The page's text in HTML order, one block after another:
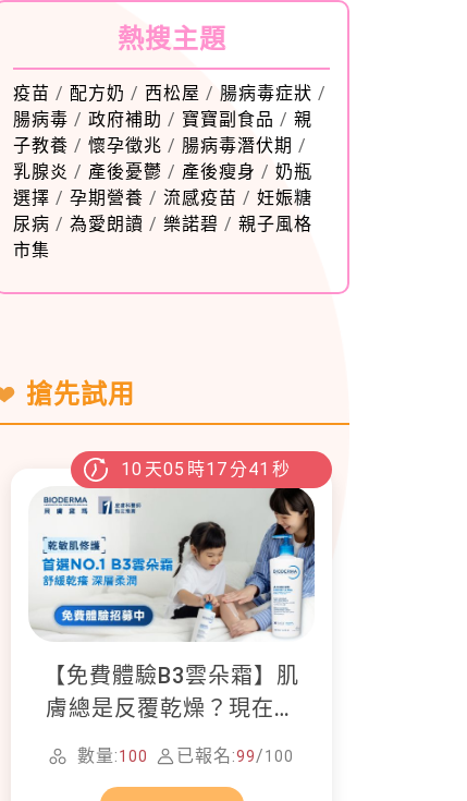
熱搜主題
疫苗 / 配方奶 / 西松屋 / 腸病毒症狀 /
腸病毒 / 政府補助 / 寶寶副食品 / 親
子教養 / 懷孕徵兆 / 腸病毒潛伏期 /
乳腺炎 / 產後憂鬱 / 產後瘦身 / 奶瓶
選擇 / 孕期營養 / 流感疫苗 / 妊娠糖
尿病 / 為愛朗讀 / 樂諾碧 / 親子風格
市集
搶先試用
10 天05 時17分40 秒
【免費體驗B3雲朵霜】肌
膚總是反覆乾燥？現在就
加入貝膚黛瑪修護體驗計
畫！
數量:100 已報名:99/100